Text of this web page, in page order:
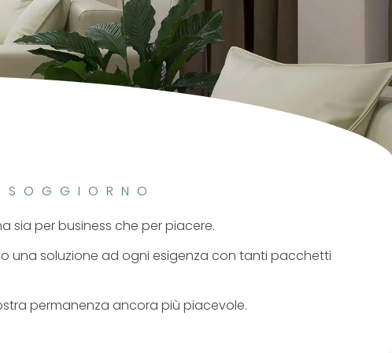
sia per business che per piacere.
una soluzione ad ogni esigenza con tanti pacchetti
permanenza ancora più piacevole.